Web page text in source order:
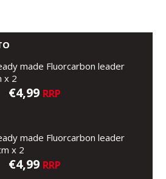
made Fluorcarbon leader
x 2
€4,99 RRP
made Fluorcarbon leader
x 2
€4,99 RRP